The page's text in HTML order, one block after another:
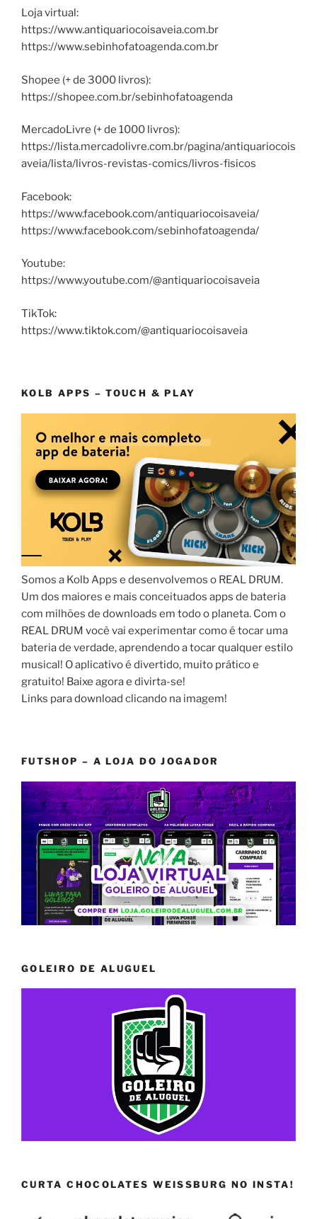
Loja virtual:
https://www.antiquariocoisaveia.com.br
https://www.sebinhofatoagenda.com.br
Shopee (+ de 3000 livros):
https://shopee.com.br/sebinhofatoagenda
MercadoLivre (+ de 1000 livros):
https://lista.mercadolivre.com.br/pagina/antiquariocois
aveia/lista/livros-revistas-comics/livros-fisicos
Facebook:
https://www.facebook.com/antiquariocoisaveia/
https://www.facebook.com/sebinhofatoagenda/
Youtube:
https://www.youtube.com/@antiquariocoisaveia
TikTok:
https://www.tiktok.com/@antiquariocoisaveia
KOLB APPS – TOUCH & PLAY
Somos a Kolb Apps e desenvolvemos o REAL DRUM.
Um dos maiores e mais conceituados apps de bateria
com milhões de downloads em todo o planeta. Com o
REAL DRUM você vai experimentar como é tocar uma
bateria de verdade, aprendendo a tocar qualquer estilo
musical! O aplicativo é divertido, muito prático e
gratuito! Baixe agora e divirta-se!
Links para download clicando na imagem!
FUTSHOP – A LOJA DO JOGADOR
GOLEIRO DE ALUGUEL
CURTA CHOCOLATES WEISSBURG NO INSTA!